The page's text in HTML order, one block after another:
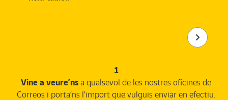
1
Vine a veure’ns a qualsevol de les nostres oficines de
Correos i porta’ns l’import que vulguis enviar en efectiu.